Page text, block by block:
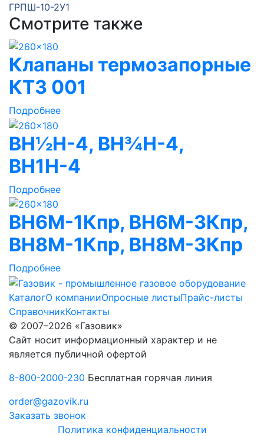
ГРПШ-10-2У1
Смотрите также
Клапаны термозапорные
КТЗ 001
Подробнее
ВН½Н-4, ВН¾Н-4,
ВН1Н-4
Подробнее
ВН6M-1Кпр, ВН6M-3Кпр,
ВН8M-1Кпр, ВН8M-3Кпр
Подробнее
КаталогО компанииОпросные листыПрайс-листы
СправочникКонтакты
© 2007–2026 «Газовик»
Сайт носит информационный характер и не
является публичной офертой
8-800-2000-230 Бесплатная горячая линия
order@gazovik.ru
Заказать звонок
Политика конфиденциальности